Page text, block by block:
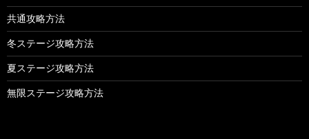
共通攻略方法
冬ステージ攻略方法
夏ステージ攻略方法
無限ステージ攻略方法